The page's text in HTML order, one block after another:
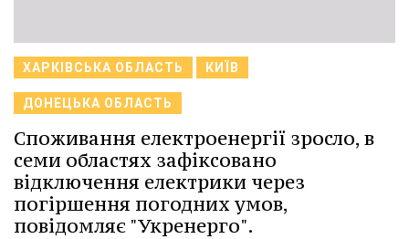
ХАРКІВСЬКА ОБЛАСТЬ КИЇВ
ДОНЕЦЬКА ОБЛАСТЬ
Споживання електроенергії зросло, в
семи областях зафіксовано
відключення електрики через
погіршення погодних умов,
повідомляє "Укренерго".